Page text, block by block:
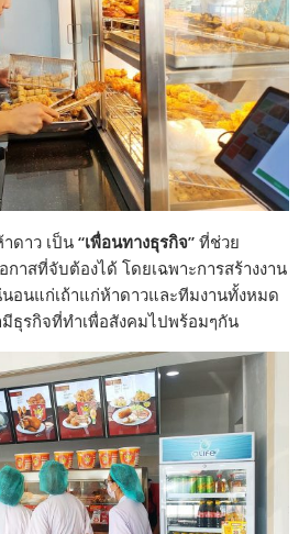
ดาว เป็น“เพื่อนทางธุรกิจ” ที่ช่วย
าสที่จับต้องได้ โดยเฉพาะการสร้างงาน
อนแก่เถ้าแก่ห้าดาวและทีมงานทั้งหมด
มีธุรกิจที่ทำเพื่อสังคมไปพร้อมๆกัน